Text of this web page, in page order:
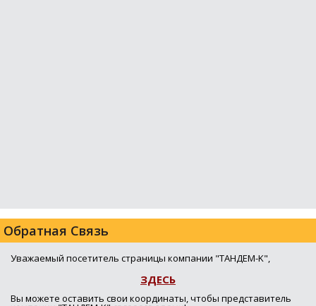
Обратная Связь
Уважаемый посетитель страницы компании "ТАНДЕМ-K",
ЗДЕСЬ
Вы можете оставить свои координаты, чтобы представитель